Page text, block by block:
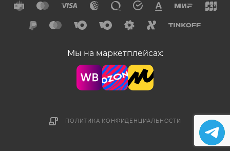
Мы на маркетплейсах:
ПОЛИТИКА КОНФИДЕНЦИАЛЬНОСТИ